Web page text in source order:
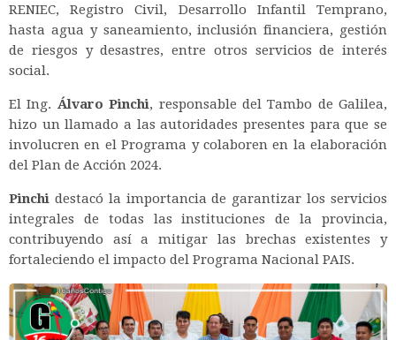
RENIEC, Registro Civil, Desarrollo Infantil Temprano,
hasta agua y saneamiento, inclusión financiera, gestión
de riesgos y desastres, entre otros servicios de interés
social.
El Ing. Álvaro Pinchi, responsable del Tambo de Galilea,
hizo un llamado a las autoridades presentes para que se
involucren en el Programa y colaboren en la elaboración
del Plan de Acción 2024.
Pinchi destacó la importancia de garantizar los servicios
integrales de todas las instituciones de la provincia,
contribuyendo así a mitigar las brechas existentes y
fortaleciendo el impacto del Programa Nacional PAIS.